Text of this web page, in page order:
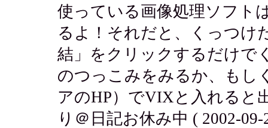
使っている画像処理ソフト
るよ！それだと、くっつけ
結」をクリックするだけで
のつっこみをみるか、もし
アのHP）でVIXと入れると
り＠日記お休み中 ( 2002-09-